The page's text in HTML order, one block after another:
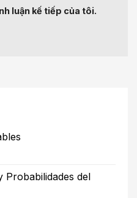
luận kế tiếp của tôi.
Probabilidades del